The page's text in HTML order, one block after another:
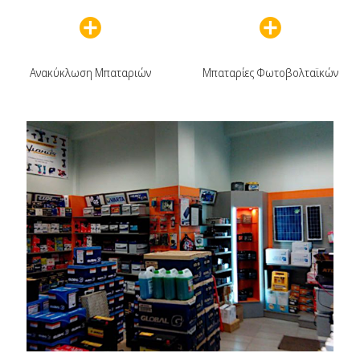
Ανακύκλωση Μπαταριών Μπαταρίες Φωτοβολταϊκών